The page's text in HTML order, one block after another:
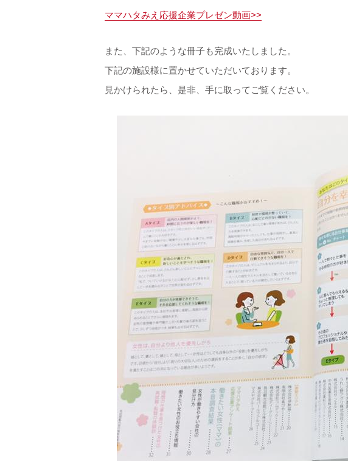
ママハタみえ応援企業プレゼン動画>>
また、下記のような冊子も完成いたしました。
下記の施設様に置かせていただいております。
見かけられたら、是非、手に取ってご覧ください。